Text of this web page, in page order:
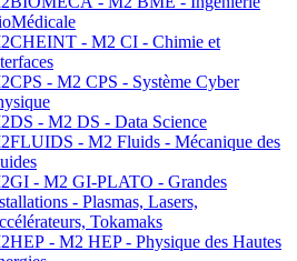
- M2 CI - Chimie et
- M2 CPS - Système Cyber
- M2 DS - Data Science
- M2 Fluids - Mécanique des
- M2 GI-PLATO - Grandes
- Plasmas, Lasers,
Tokamaks
- M2 HEP - Physique des Hautes